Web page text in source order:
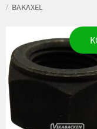
BAKAXEL